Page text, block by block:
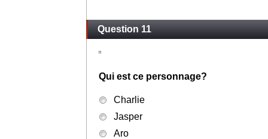
Question 11
Qui est ce personnage?
Charlie
Jasper
Aro